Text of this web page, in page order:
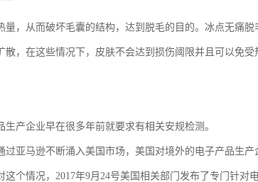
，从而破坏毛囊的结构，达到脱毛的目的。冰点无痛脱
，在这些情况下，皮肤不会达到损伤阈限并且可以免受
产企业早在很多年前就要求有相关安规检测。
亚马逊不断涌入美国市场，美国对境外的电子产品生产
个情况，2017年9月24号美国相关部门发布了专门针对